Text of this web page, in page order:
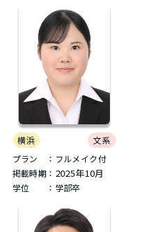
横浜
文系
プラン ：フルメイク付
掲載時期： 2025年10月
学位 ：学部卒